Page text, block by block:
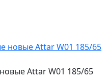
Attar W01 185/65